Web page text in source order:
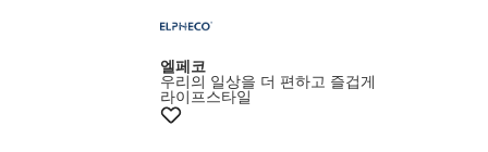
엘페코
우리의 일상을 더 편하고 즐겁게
라이프스타일